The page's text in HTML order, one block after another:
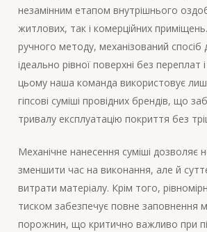
незамінним етапом внутрішнього
житлових, так і комерційних приміщень.
ручного методу, механізований спосіб
ідеально рівної поверхні без переплат
цьому наша команда використовує
гіпсові суміші провідних брендів, що
тривалу експлуатацію покриття без
Механічне нанесення суміші дозволяє
зменшити час на виконання, але й
витрати матеріалу. Крім того,
тиском забезпечує повне заповнення
порожнин, що критично важливо при